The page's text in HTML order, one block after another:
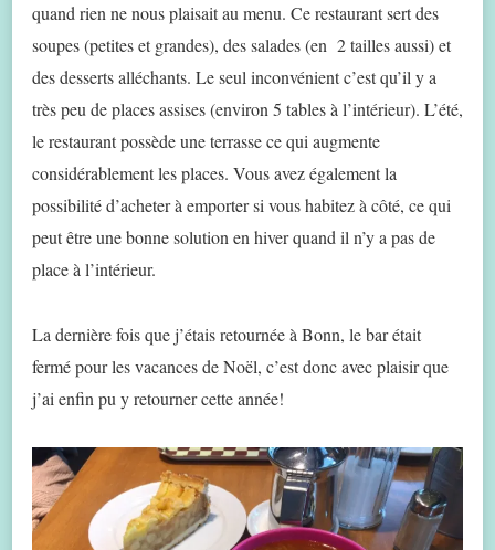
quand rien ne nous plaisait au menu. Ce restaurant sert des
soupes (petites et grandes), des salades (en 2 tailles aussi) et
des desserts alléchants. Le seul inconvénient c’est qu’il y a
très peu de places assises (environ 5 tables à l’intérieur). L’été,
le restaurant possède une terrasse ce qui augmente
considérablement les places. Vous avez également la
possibilité d’acheter à emporter si vous habitez à côté, ce qui
peut être une bonne solution en hiver quand il n’y a pas de
place à l’intérieur.
La dernière fois que j’étais retournée à Bonn, le bar était
fermé pour les vacances de Noël, c’est donc avec plaisir que
j’ai enfin pu y retourner cette année!